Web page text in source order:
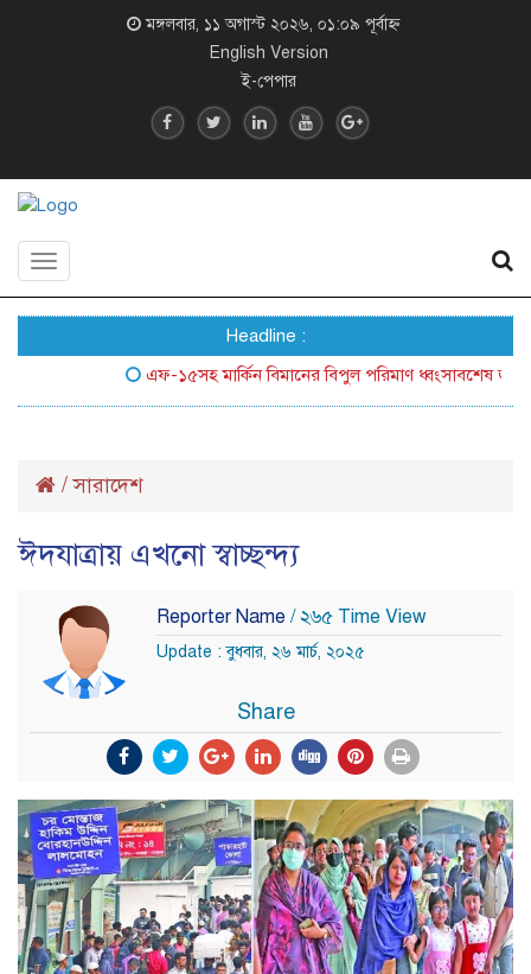
মঙ্গলবার, ১১ অগাস্ট ২০২৬, ০১:০৯ পূর্বাহ্ন
English Version
ই-পেপার
Toggle
Headline :
এফ-১৫সহ মার্কিন বিমানের বিপুল পরিমাণ ধ্বংসাবশেষ জনসম্মুখে
/সারাদেশ
ঈদযাত্রায় এখনো স্বাচ্ছন্দ্য
Reporter Name / ২৬৫ Time View
Update : বুধবার, ২৬ মার্চ, ২০২৫
Share